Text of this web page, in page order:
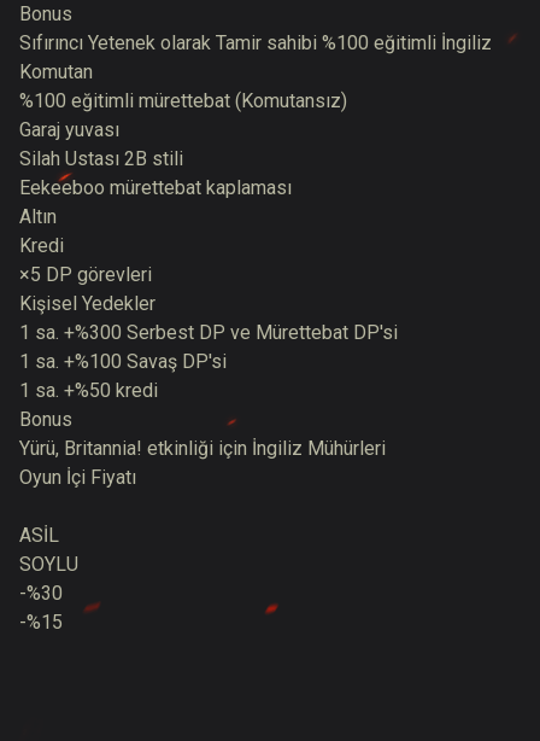
Bonus
Sıfırıncı Yetenek olarak Tamir sahibi %100 eğitimli İngiliz
Komutan
%100 eğitimli mürettebat (Komutansız)
Garaj yuvası
Silah Ustası 2B stili
Eekeeboo mürettebat kaplaması
Altın
Kredi
×5 DP görevleri
Kişisel Yedekler
1 sa. +%300 Serbest DP ve Mürettebat DP'si
1 sa. +%100 Savaş DP'si
1 sa. +%50 kredi
Bonus
Yürü, Britannia! etkinliği için İngiliz Mühürleri
Oyun İçi Fiyatı
ASİL
SOYLU
-%30
-%15